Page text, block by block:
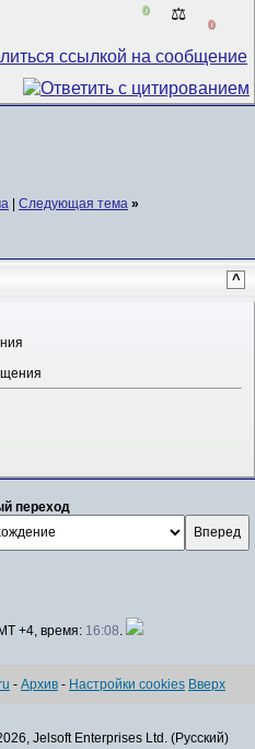
0 ⚖️
0
Следующая тема »
^
переход
+4, время: 16:08
- Архив - Настройки cookies Вверх
Jelsoft Enterprises Ltd. (Русский)